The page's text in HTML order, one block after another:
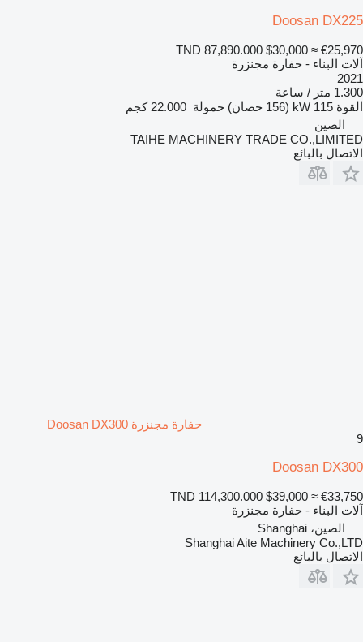
Doosan DX225
TND 87,890.000 $30,000 ≈ €25,970
آلات البناء - حفارة مجنزرة
2021
1.300 متر / ساعة
القوة 115 kW (156 حصان) حمولة 22.000 كجم
الصين
TAIHE MACHINERY TRADE CO.,LIMITED
الاتصال بالبائع
حفارة مجنزرة Doosan DX300
9
Doosan DX300
TND 114,300.000 $39,000 ≈ €33,750
آلات البناء - حفارة مجنزرة
الصين، Shanghai
Shanghai Aite Machinery Co.,LTD
الاتصال بالبائع